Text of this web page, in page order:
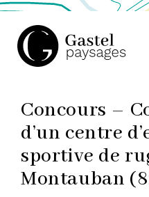
Concours –
d’un centre
sportive de
Montauban